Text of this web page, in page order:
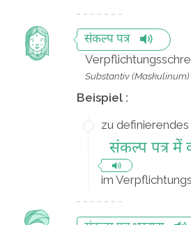
संकल्प पत्र
Substantiv (Maskulinum)
Beispiel :
zu
संकल्प पत्र में
im